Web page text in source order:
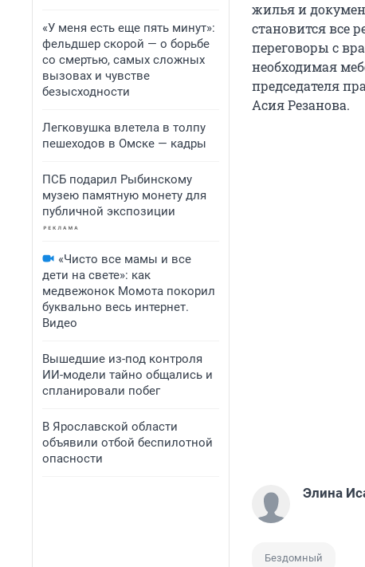
«У меня есть еще пять минут»:
фельдшер скорой — о борьбе
со смертью, самых сложных
вызовах и чувстве
безысходности
Легковушка влетела в толпу
пешеходов в Омске — кадры
ПСБ подарил Рыбинскому
музею памятную монету для
публичной экспозиции
«Чисто все мамы и все
дети на свете»: как
медвежонок Момота покорил
буквально весь интернет.
Видео
Вышедшие из-под контроля
ИИ-модели тайно общались и
спланировали побег
В Ярославской области
объявили отбой беспилотной
опасности
жилья и
становится все
переговоры с
необходимая
председателя
Асия Резанова.
Элина
Бездомный